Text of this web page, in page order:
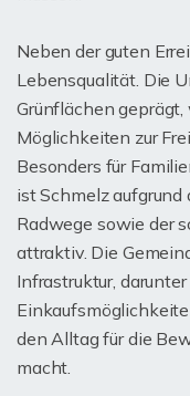
Neben der guten
Lebensqualität. Die
Grünflächen
Möglichkeiten zur
Besonders für
ist Schmelz
Radwege sowie der
attraktiv. Die
Infrastruktur,
den Alltag für die
macht.